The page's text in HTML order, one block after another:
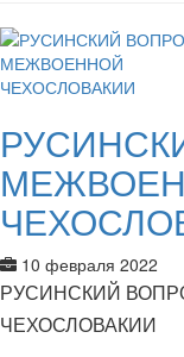
10 февраля 2022
РУСИНСКИЙ
ЧЕХОСЛОВАКИИ